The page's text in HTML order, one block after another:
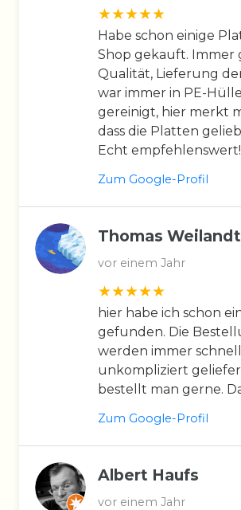
Habe schon einige
Shop gekauft. Immer
Qualität, Lieferung
war immer in PE-
gereinigt, hier merkt
dass die Platten
Echt empfehlenswert!
Zum Google-Profil
Thomas Weilandt
vor einem Jahr
hier habe ich schon
gefunden. Die
werden immer
unkompliziert
bestellt man gerne.
Zum Google-Profil
Albert Haufs
vor einem Jahr